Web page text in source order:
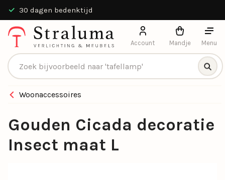
30 dagen bedenktijd
Producten zoeken
Account Mandje Menu
Woonaccessoires
Gouden Cicada decoratie
Insect maat L